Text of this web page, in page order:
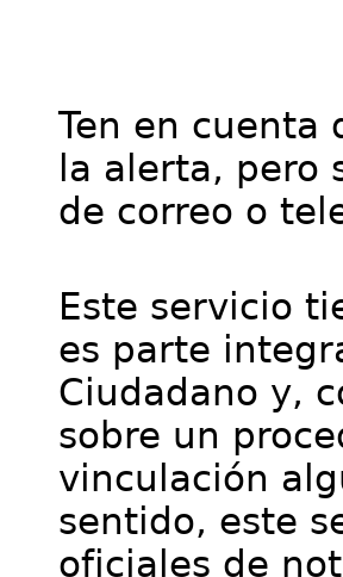
Ten en cuenta
la alerta, pero
de correo o
Este servicio
es parte
Ciudadano y,
sobre un
vinculación
sentido, este
oficiales de